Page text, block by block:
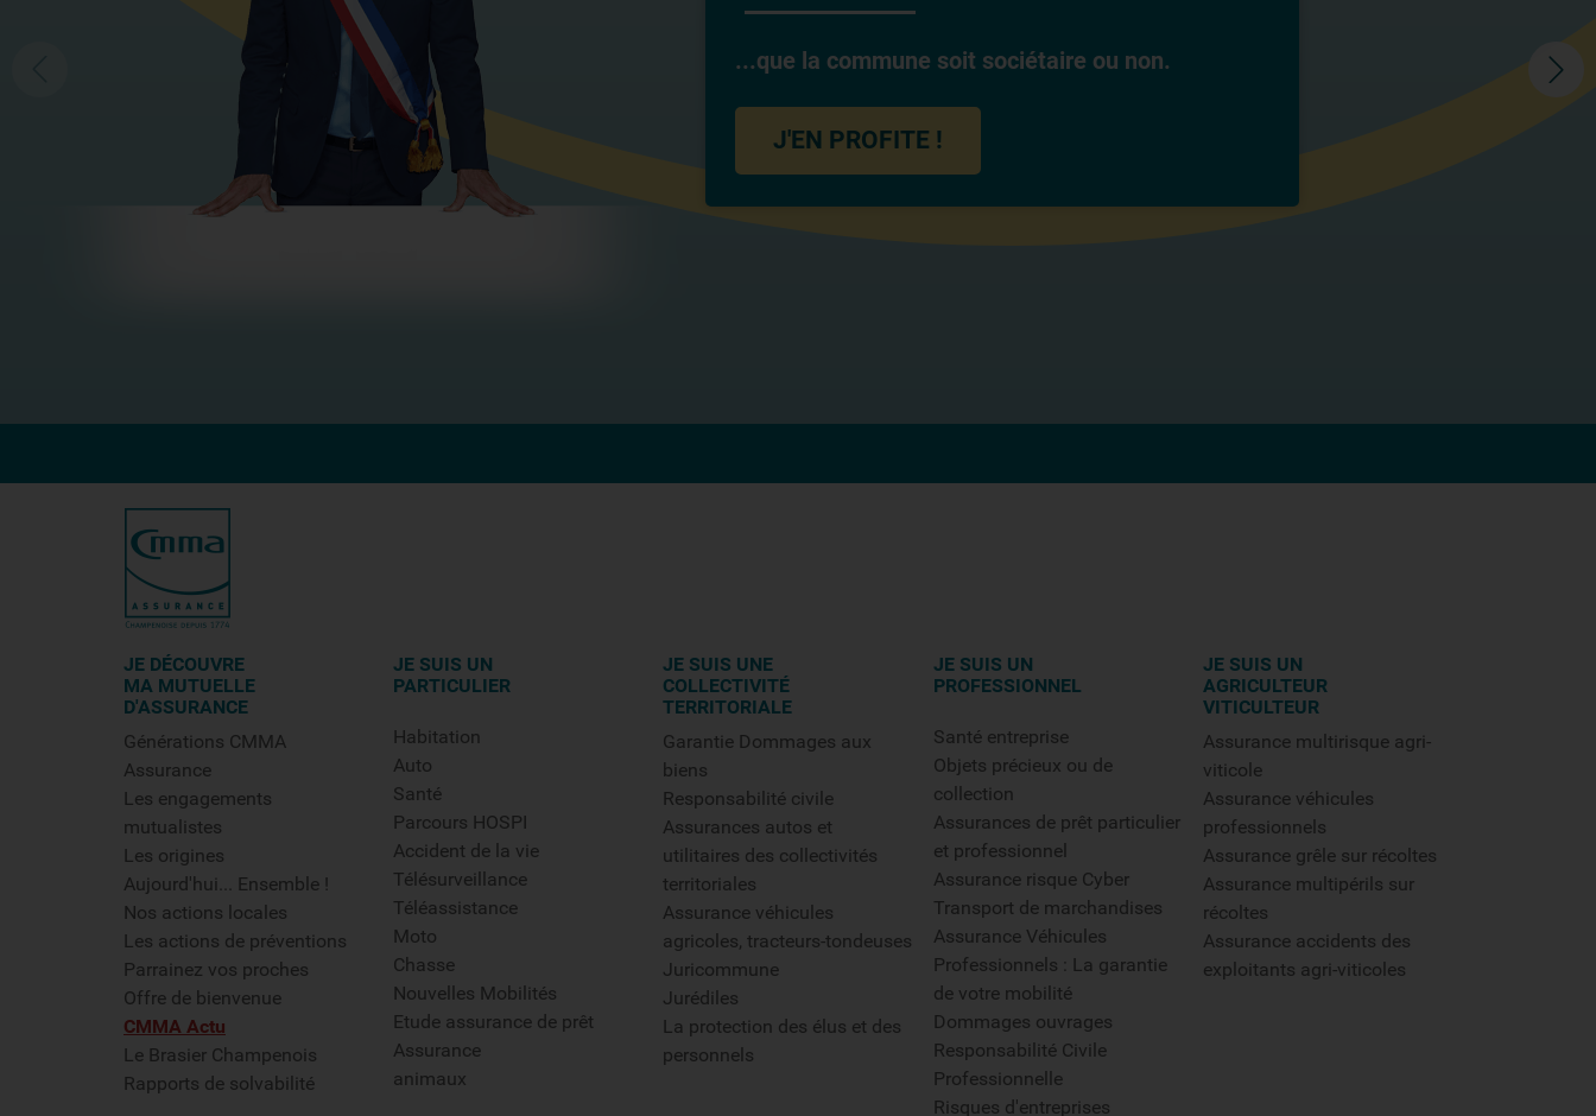
...que la commune soit sociétaire ou non.
J'EN PROFITE !
JE DÉCOUVRE
MA MUTUELLE
D'ASSURANCE
Générations CMMA
Assurance
Les engagements
mutualistes
Les origines
Aujourd'hui... Ensemble !
Nos actions locales
Les actions de préventions
Parrainez vos proches
Offre de bienvenue
CMMA Actu
Le Brasier Champenois
Rapports de solvabilité
JE SUIS UN
PARTICULIER
Habitation
Auto
Santé
Parcours HOSPI
Accident de la vie
Télésurveillance
Téléassistance
Moto
Chasse
Nouvelles Mobilités
Etude assurance de prêt
Assurance
animaux
JE SUIS UNE
COLLECTIVITÉ
TERRITORIALE
Garantie Dommages aux
biens
Responsabilité civile
Assurances autos et
utilitaires des collectivités
territoriales
Assurance véhicules
agricoles, tracteurs-tondeuses
Juricommune
Jurédiles
La protection des élus et des
personnels
JE SUIS UN
PROFESSIONNEL
Santé entreprise
Objets précieux ou de
collection
Assurances de prêt particulier
et professionnel
Assurance risque Cyber
Transport de marchandises
Assurance Véhicules
Professionnels : La garantie
de votre mobilité
Dommages ouvrages
Responsabilité Civile
Professionnelle
Risques d'entreprises
JE SUIS UN
AGRICULTEUR
VITICULTEUR
Assurance multirisque agri-
viticole
Assurance véhicules
professionnels
Assurance grêle sur récoltes
Assurance multipérils sur
récoltes
Assurance accidents des
exploitants agri-viticoles